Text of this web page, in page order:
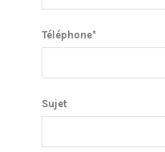
Téléphone*
Sujet